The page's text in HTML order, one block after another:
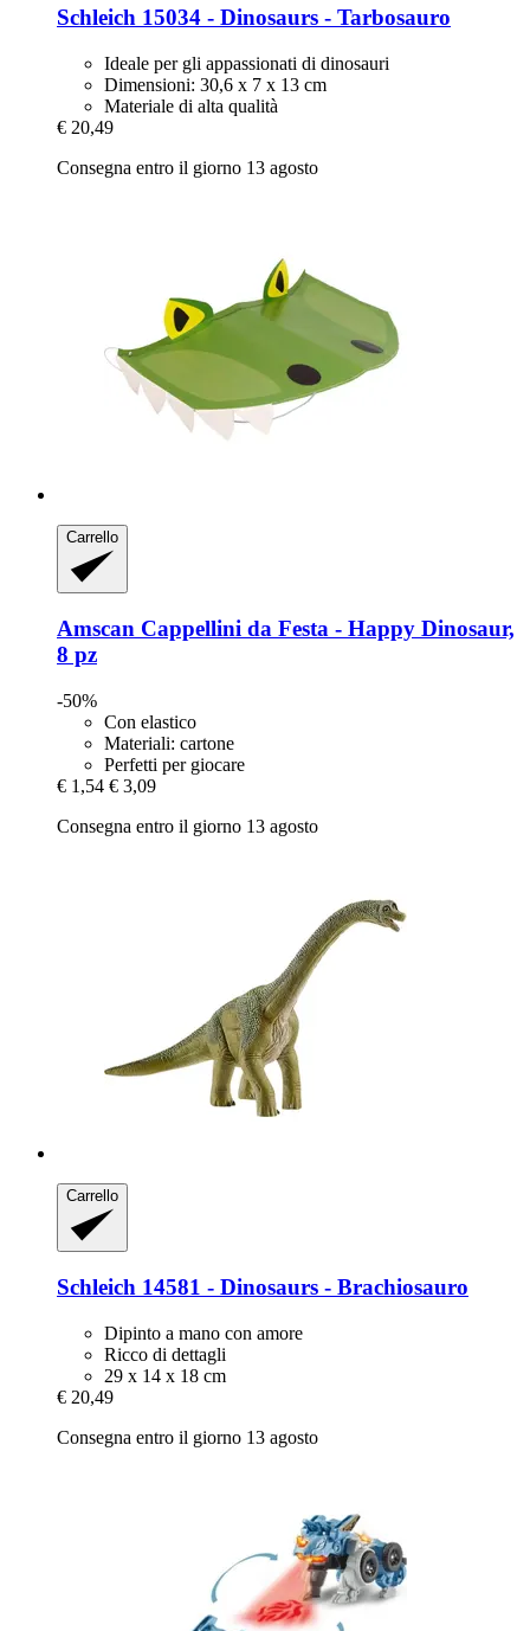
Schleich 15034 -​ Dinosaurs -​ Tarbosauro
Ideale per gli appassionati di dinosauri
Dimensioni: 30,6 x 7 x 13 cm
Materiale di alta qualità
€ 20,49
Consegna entro il giorno 13 agosto
Carrello
Amscan Cappellini da Festa -​ Happy Dinosaur,
8 pz
-50%
Con elastico
Materiali: cartone
Perfetti per giocare
€ 1,54 € 3,09
Consegna entro il giorno 13 agosto
Carrello
Schleich 14581 -​ Dinosaurs -​ Brachiosauro
Dipinto a mano con amore
Ricco di dettagli
29 x 14 x 18 cm
€ 20,49
Consegna entro il giorno 13 agosto